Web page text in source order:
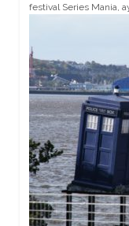
festival Series Mania,